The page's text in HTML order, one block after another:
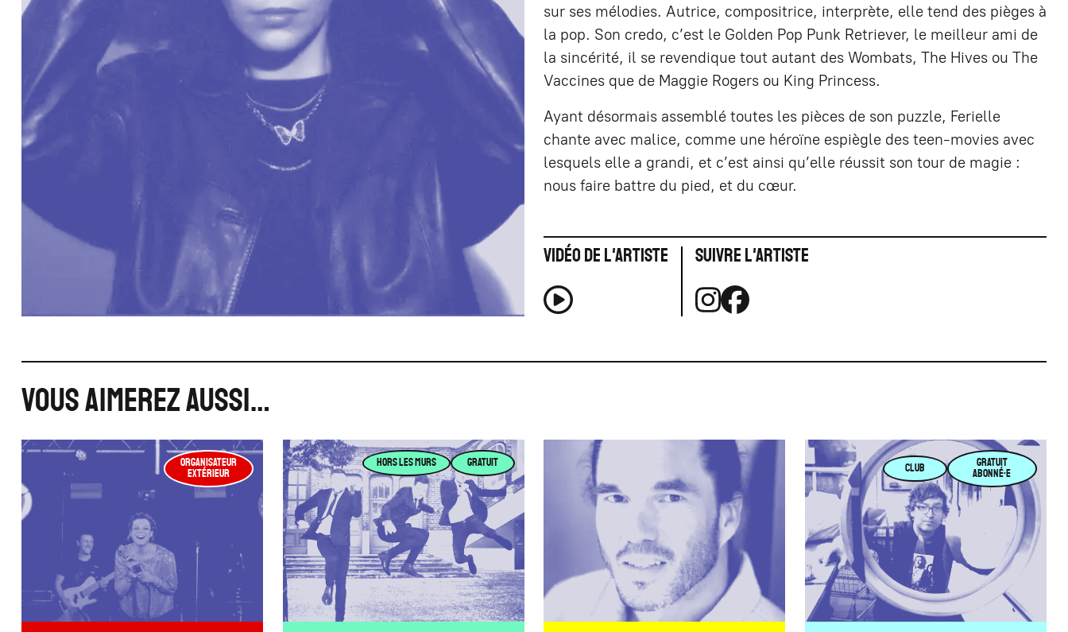
sur ses mélodies. Autrice, compositrice, interprète, elle tend des pièges à
la pop. Son credo, c’est le Golden Pop Punk Retriever, le meilleur ami de
la sincérité, il se revendique tout autant des Wombats, The Hives ou The
Vaccines que de Maggie Rogers ou King Princess.
Ayant désormais assemblé toutes les pièces de son puzzle, Ferielle
chante avec malice, comme une héroïne espiègle des teen-movies avec
lesquels elle a grandi, et c’est ainsi qu’elle réussit son tour de magie :
nous faire battre du pied, et du cœur.
Vidéo de l'artiste Suivre l'artiste
VOUS AIMEREZ AUSSI…
ORGANISATEUR
EXTÉRIEUR
HORS LES MURS GRATUIT CLUB
GRATUIT
ABONNÉ·E